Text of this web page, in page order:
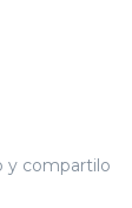
y compartilo